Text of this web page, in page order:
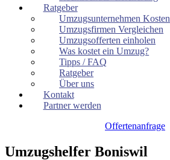
Ratgeber
Umzugsunternehmen Kosten
Umzugsfirmen Vergleichen
Umzugsofferten einholen
Was kostet ein Umzug?
Tipps / FAQ
Ratgeber
Über uns
Kontakt
Partner werden
Offertenanfrage
Umzugshelfer Boniswil